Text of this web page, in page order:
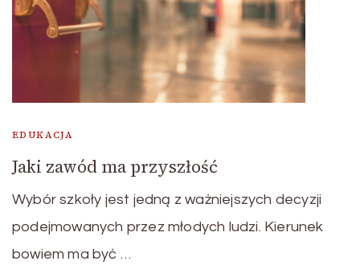
EDUKACJA
Jaki zawód ma przyszłość
Wybór szkoły jest jedną z ważniejszych decyzji
podejmowanych przez młodych ludzi. Kierunek
bowiem ma być …